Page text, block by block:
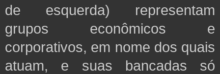
de esquerda) representam
grupos econômicos e
corporativos, em nome dos quais
atuam, e suas bancadas só